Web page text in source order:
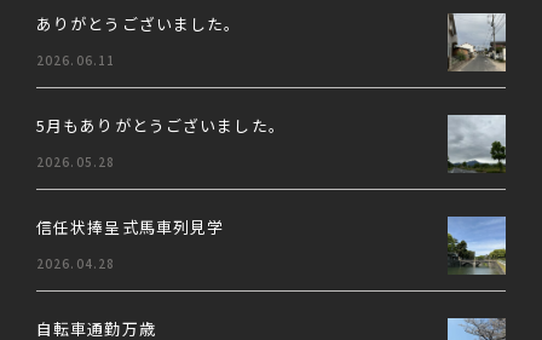
ありがとうございました。
2026.06.11
5月もありがとうございました。
2026.05.28
信任状捧呈式馬車列見学
2026.04.28
自転車通勤万歳